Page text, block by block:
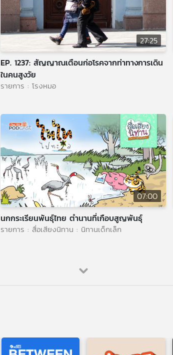
27:25
EP. 1237: สัญญาณเตือนก่อโรคจากท่าทางการเดิน
ในคนสูงวัย
รายการ : โรงหมอ
07:00
นกกระเรียนพันธุ์ไทย ตำนานที่เกือบสูญพันธุ์
รายการ : สื่อเสียงนิทาน : นิทานเด็กเล็ก